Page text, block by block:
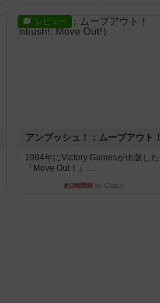
レビュー
アンブッシュ！：ムーブアウト！
1984年にVictory Gamesが出版した
『Move Out！』...
約3時間前 by Chaco